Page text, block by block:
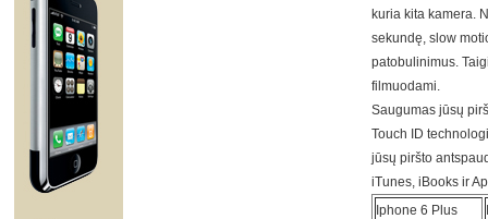
kuria kita kamera.
sekundę, slow
patobulinimus.
filmuodami.
Saugumas jūsų
Touch ID
jūsų piršto
iTunes, iBooks ir
Iphone 6 Plus